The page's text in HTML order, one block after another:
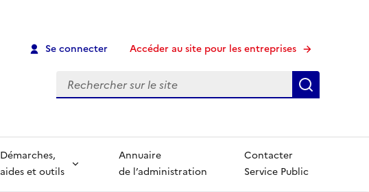
Se connecter Accéder au site pour les entreprises
Recherche
Démarches,
aides et outils
Annuaire
de l’administration
Contacter
Service Public